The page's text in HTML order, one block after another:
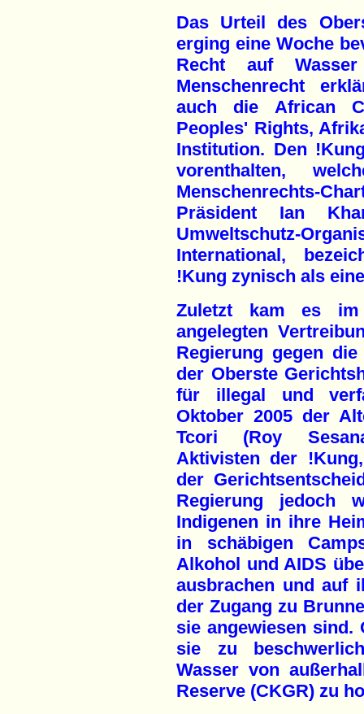
Das Urteil des
erging eine Woche
Recht auf
Menschenrecht
auch die African
Peoples' Rights,
Institution. Den
vorenthalten,
Menschenrechts-
Präsident Ian
Umweltschutz-
International,
!Kung zynisch als
Zuletzt kam es
angelegten
Regierung gegen
der Oberste
für illegal und
Oktober 2005 der
Tcori (Roy
Aktivisten der
der
Regierung jedoch
Indigenen in ihre
in schäbigen
Alkohol und AIDS
ausbrachen und auf
der Zugang zu
sie angewiesen sind.
sie zu
Wasser von
Reserve (CKGR) zu